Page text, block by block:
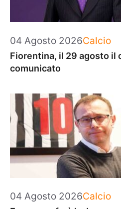
04 Agosto 2026Categorie
Calcio
Fiorentina, il 29 agosto il
comunicato
04 Agosto 2026Categorie
Calcio